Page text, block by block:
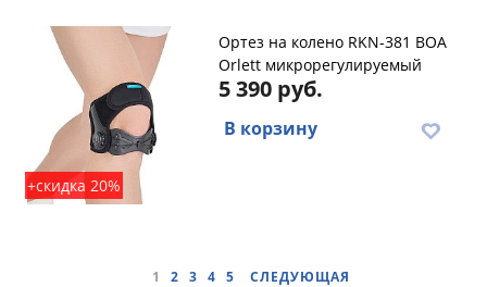
+скидка 20%
Ортез на колено RKN-381 BOA
Orlett микрорегулируемый
5 390 руб.
В корзину
1 2 3 4 5 СЛЕДУЮЩАЯ